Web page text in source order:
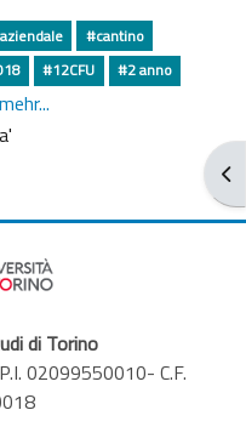
#cantino
#12CFU
#2 anno
mehr...
di Torino
02099550010- C.F.